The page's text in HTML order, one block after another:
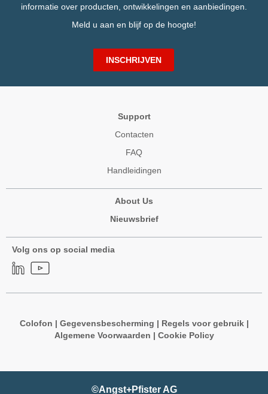
informatie over producten, ontwikkelingen en aanbiedingen.
Meld u aan en blijf op de hoogte!
INSCHRIJVEN
Support
Contacten
FAQ
Handleidingen
About Us
Nieuwsbrief
Volg ons op social media
Colofon | Gegevensbescherming | Regels voor gebruik|
Algemene Voorwaarden | Cookie Policy
©Angst+Pfister AG